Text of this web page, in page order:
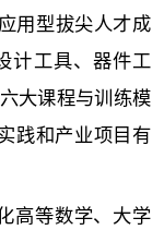
用型拔尖人才成
计工具、器件工
大课程与训练模
践和产业项目有
高等数学、大学